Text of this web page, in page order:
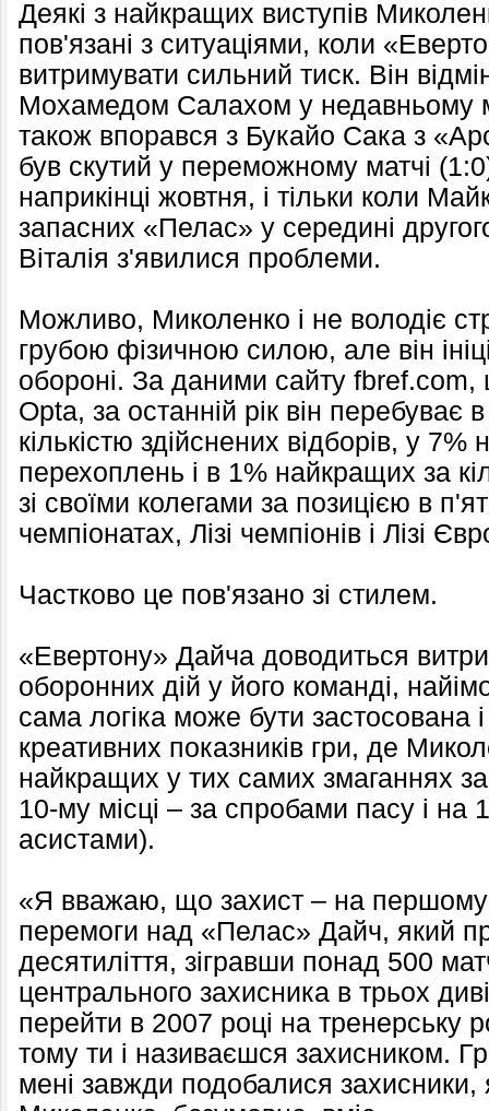
Деякі з найкращих виступів
пов'язані з ситуаціями, коли
витримувати сильний тиск. Він
Мохамедом Салахом у недавньому
також впорався з Букайо Сака з
був скутий у переможному матчі
наприкінці жовтня, і тільки коли
запасних «Пелас» у середині
Віталія з'явилися проблеми.
Можливо, Миколенко і не володіє
грубою фізичною силою, але він
обороні. За даними сайту fbref.com,
Opta, за останній рік він перебуває
кількістю здійснених відборів, у 7%
перехоплень і в 1% найкращих за
зі своїми колегами за позицією в
чемпіонатах, Лізі чемпіонів і Лізі
Частково це пов'язано зі стилем.
«Евертону» Дайча доводиться
оборонних дій у його команді,
сама логіка може бути застосована
креативних показників гри, де
найкращих у тих самих змаганнях
10-му місці – за спробами пасу і на
асистами).
«Я вважаю, що захист – на першому
перемоги над «Пелас» Дайч, який
десятиліття, зігравши понад 500
центрального захисника в трьох
перейти в 2007 році на тренерську
тому ти і називаєшся захисником.
мені завжди подобалися захисники,